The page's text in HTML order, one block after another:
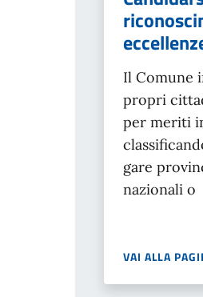
Il Comune
propri
per meriti
gare
nazionali o
VAI ALLA